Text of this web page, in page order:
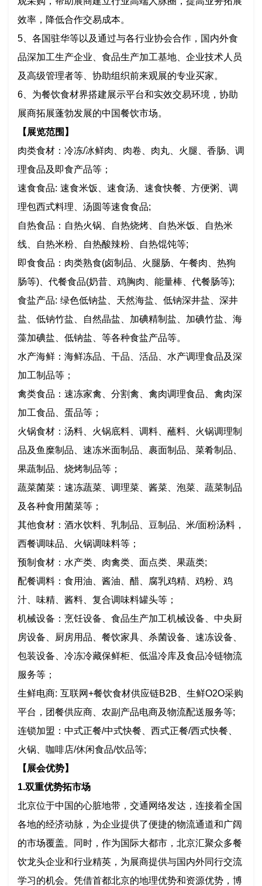
效率，降低合作交易成本。
5、各国驻华等以及通过与各行业协会合作，国内外食
品深加工生产企业、食品生产加工基地、企业技术人员
及高级管理者等、协助组织前来观展的专业买家。
6、为餐饮食材界搭建展示平台和实效交易环境，协助
展商拓展蓬勃发展的中国餐饮市场。
【展览范围】
肉类食材：冷冻/冰鲜肉、肉卷、肉丸、火腿、香肠、调
理食品及即食产品等；
速食食品: 速食米饭、速食汤、速食快餐、方便粥、调
理包西式料理、汤圆等速食食品;
自热食品：自热火锅、自热烧烤、自热米饭、自热米
线、自热米粉、自热酸辣粉、自热馄饨等;
即食食品：肉类熟食(卤制品、火腿肠、午餐肉、热狗
肠等)、代餐食品(奶昔、鸡胸肉、能量棒、代餐肠等);
食盐产品: 绿色低钠盐、天然海盐、低钠深井盐、深井
盐、低钠竹盐、自然晶盐、加碘精制盐、加碘竹盐、海
藻加碘盐、低钠盐、等各种食盐产品等。
水产海鲜：海鲜冻品、干品、活品、水产调理食品及深
加工制品等；
禽类食品：速冻家禽、分割禽、禽肉调理食品、禽肉深
加工食品、蛋品等；
火锅食材：汤料、火锅底料、调料、蘸料、火锅调理制
品及鱼糜制品、速冻米面制品、裹面制品、菜肴制品、
果蔬制品、烧烤制品等；
蔬菜菌菜：速冻蔬菜、调理菜、酱菜、泡菜、蔬菜制品
及各种食用菌菜等；
其他食材：酒水饮料、乳制品、豆制品、米/面粉汤料，
西餐调味品、火锅调味料等；
预制食材：水产类、肉禽类、面点类、果蔬类;
配餐调料：食用油、酱油、醋、腐乳鸡精、鸡粉、鸡
汁、味精、酱料、复合调味料罐头等；
机械设备：烹饪设备、食品生产加工机械设备、中央厨
房设备、厨房用品、餐饮家具、杀菌设备、速冻设备、
包装设备、冷冻冷藏保鲜柜、低温冷库及食品冷链物流
服务等；
生鲜电商: 互联网+餐饮食材供应链B2B、生鲜O2O采购
平台，团餐供应商、农副产品电商及物流配送服务等;
连锁加盟：中式正餐/中式快餐、西式正餐/西式快餐、
火锅、咖啡店/休闲食品/饮品等;
【展会优势】
1.双重优势拓市场
北京位于中国的心脏地带，交通网络发达，连接着全国
各地的经济动脉，为企业提供了便捷的物流通道和广阔
的市场覆盖。同时，作为国际大都市，北京汇聚众多餐
饮龙头企业和行业精英，为展商提供与国内外同行交流
学习的机会。凭借首都北京的地理优势和资源优势，博